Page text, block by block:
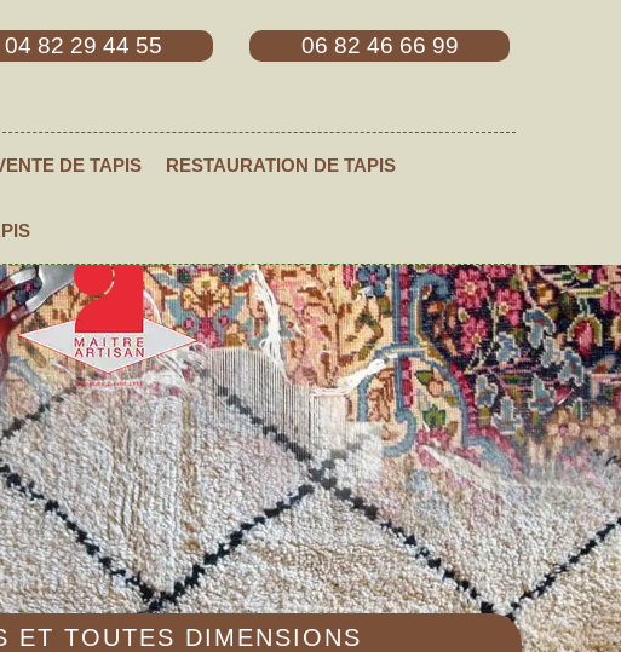
04 82 29 44 55 06 82 46 66 99
DE TAPIS RESTAURATION DE TAPIS
ET TOUTES DIMENSIONS